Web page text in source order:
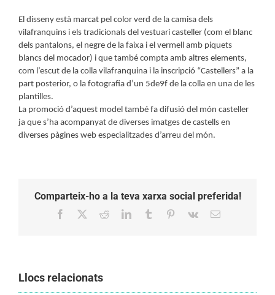
El disseny està marcat pel color verd de la camisa dels
vilafranquins i els tradicionals del vestuari casteller (com el blanc
dels pantalons, el negre de la faixa i el vermell amb piquets
blancs del mocador) i que també compta amb altres elements,
com l’escut de la colla vilafranquina i la inscripció “Castellers” a la
part posterior, o la fotografia d’un 5de9f de la colla en una de les
plantilles.
La promoció d’aquest model també fa difusió del món casteller
ja que s’ha acompanyat de diverses imatges de castells en
diverses pàgines web especialitzades d’arreu del món.
Comparteix-ho a la teva xarxa social preferida!
Facebook RedditLinkedInTumblr Pinterest
Vk Email:
Llocs relacionats